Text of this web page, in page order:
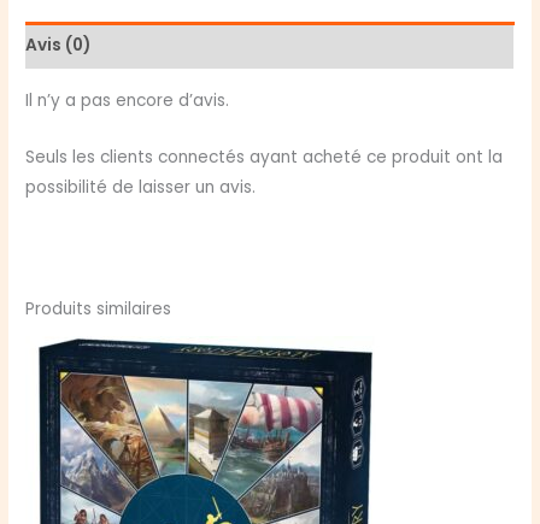
Avis (0)
Il n’y a pas encore d’avis.
Seuls les clients connectés ayant acheté ce produit ont la
possibilité de laisser un avis.
Produits similaires